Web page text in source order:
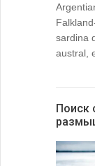
sardina
austral,
Поиск